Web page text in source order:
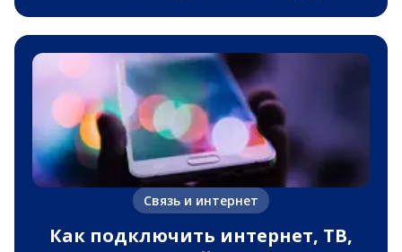
Связь и интернет
Как подключить интернет, ТВ,